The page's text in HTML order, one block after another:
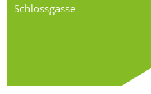
Schlossgasse